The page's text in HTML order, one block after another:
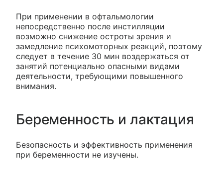
При применении в офтальмологии
непосредственно после инстилляции
возможно снижение остроты зрения и
замедление психомоторных реакций, поэтому
следует в течение 30 мин воздержаться от
занятий потенциально опасными видами
деятельности, требующими повышенного
внимания.
Беременность и лактация
Безопасность и эффективность применения
при беременности не изучены.